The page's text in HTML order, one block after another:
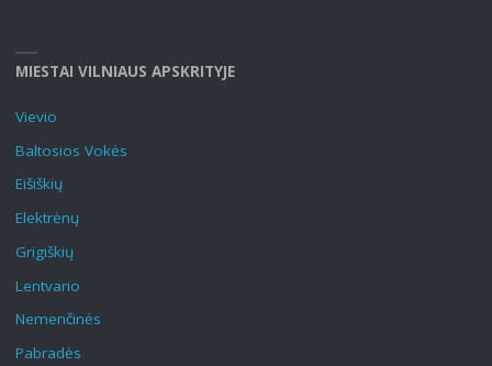
MIESTAI VILNIAUS APSKRITYJE
Vievio
Baltosios Vokės
Eišiškių
Elektrėnų
Grigiškių
Lentvario
Nemenčinės
Pabradės